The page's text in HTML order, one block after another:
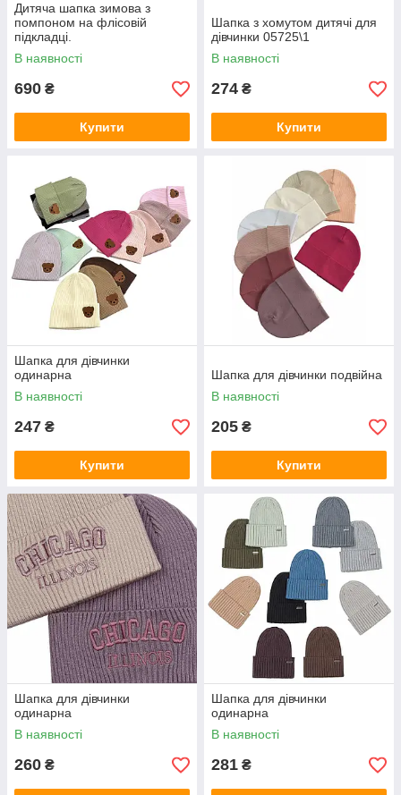
Дитяча шапка зимова з
помпоном на флісовій
підкладці.
В наявності
690 ₴
Купити
Шапка з хомутом дитячі для
дівчинки 05725\1
В наявності
274 ₴
Купити
Шапка для дівчинки
одинарна
В наявності
247 ₴
Купити
Шапка для дівчинки подвійна
В наявності
205 ₴
Купити
Шапка для дівчинки
одинарна
В наявності
260 ₴
Шапка для дівчинки
одинарна
В наявності
281 ₴